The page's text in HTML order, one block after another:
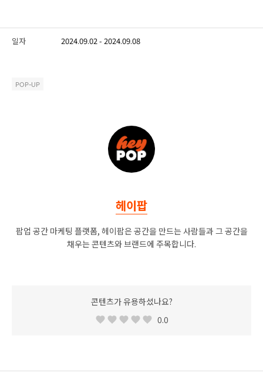
일자 2024.09.02 - 2024.09.08
POP-UP
헤이팝
팝업 공간 마케팅 플랫폼, 헤이팝은 공간을 만드는 사람들과 그 공간을
채우는 콘텐츠와 브랜드에 주목합니다.
콘텐츠가 유용하셨나요?
0.0